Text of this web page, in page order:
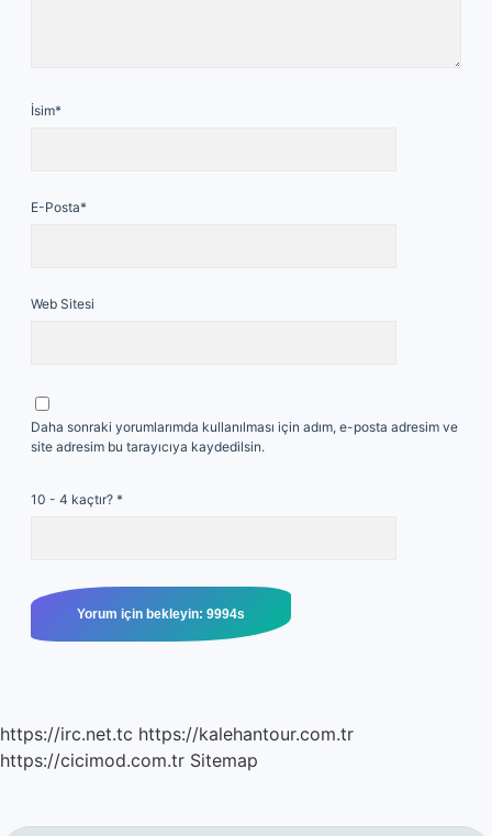
İsim*
E-Posta*
Web Sitesi
Daha sonraki yorumlarımda kullanılması için adım, e-posta adresim ve
site adresim bu tarayıcıya kaydedilsin.
10 - 4 kaçtır? *
https://irc.net.tc https://kalehantour.com.tr
https://cicimod.com.tr Sitemap